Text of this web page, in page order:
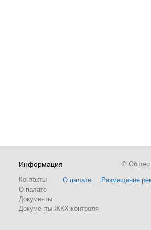
Информация
Контакты
О палате
Документы
Документы ЖКХ-контроля
О палате Размещение
©